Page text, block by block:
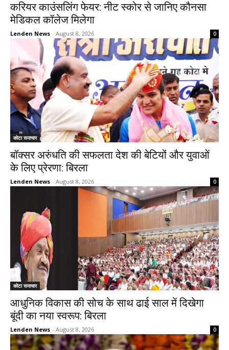
करियर काउंसलिंग फेयर: नीट स्कोर से जानिए कौनसा
मेडिकल कॉलेज मिलेगा
Lenden News - August 8, 2026 0
कोटा समाचार
बॉक्सर अरुंधति की सफलता देश की बेटियों और युवाओं
के लिए प्रेरणा: बिरला
Lenden News - August 8, 2026 0
कोटा समाचार
आधुनिक विकास की सोच के साथ ढाई साल में दिखेगा
बूंदी का नया स्वरूप: बिरला
Lenden News - August 8, 2026 0